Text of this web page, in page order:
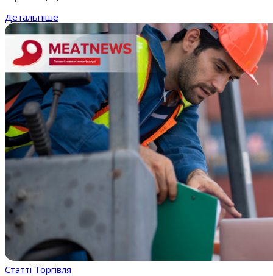
Детальніше
Статті Торгівля